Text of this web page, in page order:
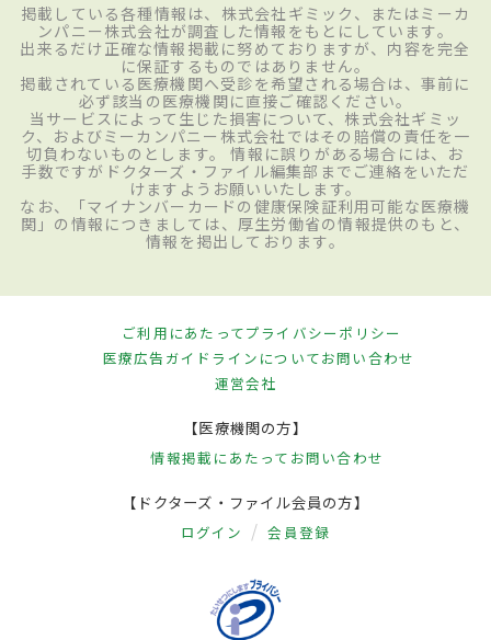
掲載している各種情報は、株式会社ギミック、またはミーカ
ンパニー株式会社が調査した情報をもとにしています。
出来るだけ正確な情報掲載に努めておりますが、内容を完全
に保証するものではありません。
掲載されている医療機関へ受診を希望される場合は、事前に
必ず該当の医療機関に直接ご確認ください。
当サービスによって生じた損害について、株式会社ギミッ
ク、およびミーカンパニー株式会社ではその賠償の責任を一
切負わないものとします。 情報に誤りがある場合には、お
手数ですがドクターズ・ファイル編集部までご連絡をいただ
けますようお願いいたします。
なお、「マイナンバーカードの健康保険証利用可能な医療機
関」の情報につきましては、厚生労働省の情報提供のもと、
情報を掲出しております。
ご利用にあたってプライバシーポリシー
医療広告ガイドラインについてお問い合わせ
運営会社
【医療機関の方】
情報掲載にあたって お問い合わせ
【ドクターズ・ファイル会員の方】
ログイン 会員登録